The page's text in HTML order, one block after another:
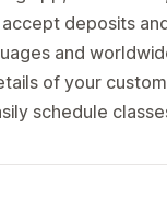
deposits
and
of your
schedule